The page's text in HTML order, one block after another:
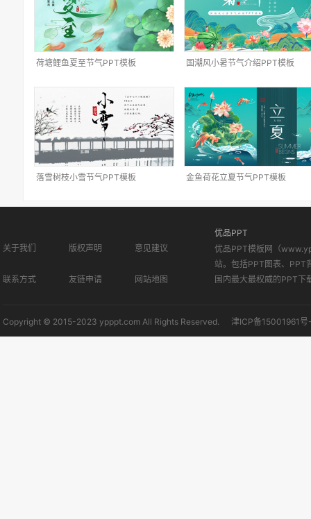
荷塘鲤鱼夏至节气PPT模板 国潮风小暑节气介绍PPT模板
落雪树枝小雪节气PPT模板 金鱼荷花立夏节气PPT模板
关于我们 版权声明 意见建议
联系方式 友链申请 网站地图
优品PPT
优品PPT模板网（
站。包括PPT图表、PPT
国内最大最权威的PPT下
Copyright © 2015-2023 ypppt.com All Rights Reserved. 津ICP备15001961号